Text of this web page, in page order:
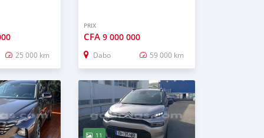
25 000 km
PRIX
CFA 9 000 000
Dabo 59 000 km
11